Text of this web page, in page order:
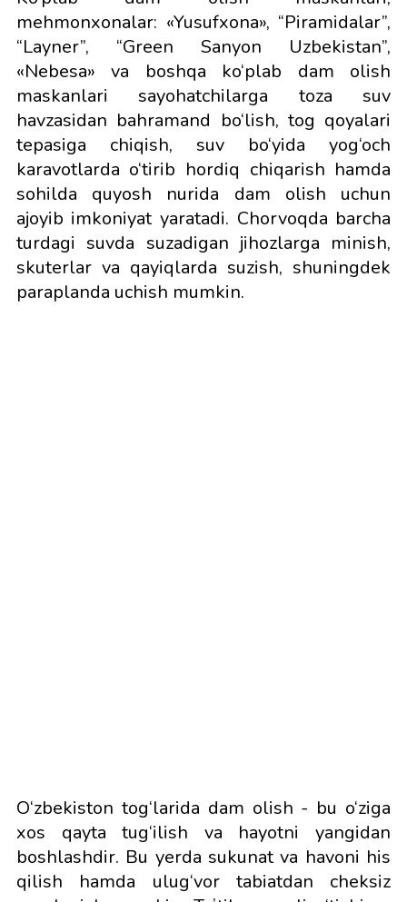
mehmonxonalar: «Yusufxona», “Piramidalar”,
“Layner”, “Green Sanyon Uzbekistan”,
«Nebesa» va boshqa ko‘plab dam olish
maskanlari sayohatchilarga toza suv
havzasidan bahramand bo‘lish, tog qoyalari
tepasiga chiqish, suv bo‘yida yog‘och
karavotlarda o‘tirib hordiq chiqarish hamda
sohilda quyosh nurida dam olish uchun
ajoyib imkoniyat yaratadi. Chorvoqda barcha
turdagi suvda suzadigan jihozlarga minish,
skuterlar va qayiqlarda suzish, shuningdek
paraplanda uchish mumkin.
O‘zbekiston tog‘larida dam olish - bu o‘ziga
xos qayta tug‘ilish va hayotni yangidan
boshlashdir. Bu yerda sukunat va havoni his
qilish hamda ulug‘vor tabiatdan cheksiz